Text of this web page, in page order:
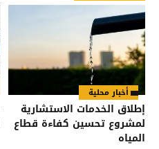
أخبار محلية
إطلاق الخدمات الاستشارية
لمشروع تحسين كفاءة قطاع
المياه